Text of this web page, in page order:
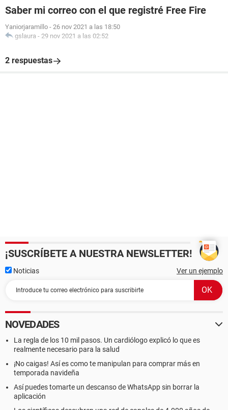
Saber mi correo con el que registré Free Fire
Yaniorjaramillo - 26 nov 2021 a las 18:50
gslaura - 29 nov 2021 a las 02:52
2 respuestas
¡SUSCRÍBETE A NUESTRA NEWSLETTER!
Noticias Ver un ejemplo
NOVEDADES
La regla de los 10 mil pasos. Un cardiólogo explicó lo que es
realmente necesario para la salud
¡No caigas! Así es como te manipulan para comprar más en
temporada navideña
Así puedes tomarte un descanso de WhatsApp sin borrar la
aplicación